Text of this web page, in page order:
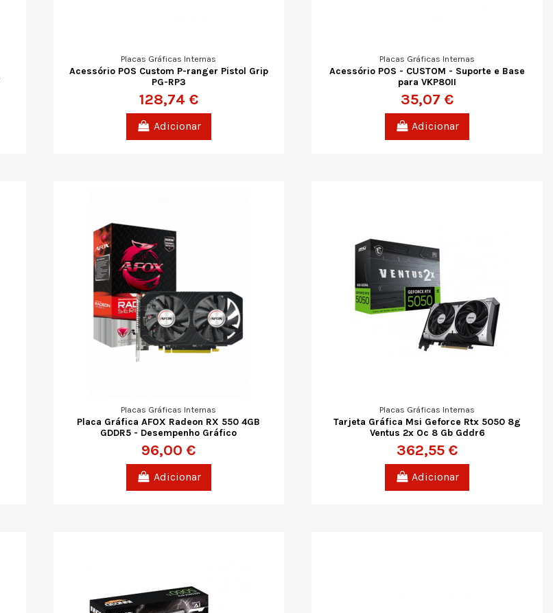
Placas Gráficas Internas
Acessório POS Custom P-ranger Pistol Grip
PG-RP3
128,74 €
Adicionar
Placas Gráficas Internas
Acessório POS - CUSTOM - Suporte e Base
para VKP80II
35,07 €
Adicionar
Placas Gráficas Internas
Placa Gráfica AFOX Radeon RX 550 4GB
GDDR5 - Desempenho Gráfico
96,00 €
Adicionar
Placas Gráficas Internas
Tarjeta Gráfica Msi Geforce Rtx 5050 8g
Ventus 2x Oc 8 Gb Gddr6
362,55 €
Adicionar